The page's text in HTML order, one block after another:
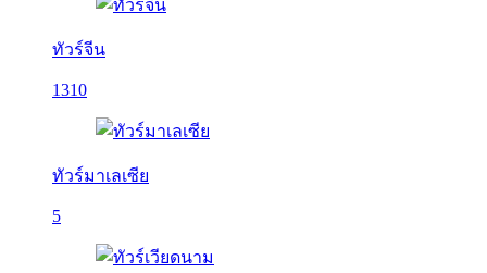
ทัวร์จีน
1310
ทัวร์มาเลเซีย
5